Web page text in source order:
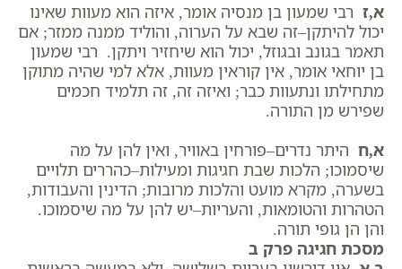
א,ז רבי שמעון בן מנסיה אומר, איזה הוא מעוות שאינו
יכול להיתקן–זה שבא על הערוה, והוליד ממנה ממזר; אם
תאמר בגונב ובגוזל, יכול הוא שיחזיר ויתקן. רבי שמעון
בן יוחאי אומר, אין קוראין מעוות, אלא למי שהיה מתוקן
מתחילתו ונתעוות כבר; ואיזה זה, זה תלמיד חכמים
שפירש מן התורה.
א,ח היתר נדרים–פורחין באוויר, ואין להן על מה
שיסמוכו; הלכות שבת חגיגות ומעילות–כהררים תלויים
בשערה, מקרא מועט והלכות מרובות; הדינין והעבודות,
הטהרות והטומאות, והעריות–יש להן על מה שיסמוכו.
והן הן גופי תורה.
מסכת חגיגה פרק ב